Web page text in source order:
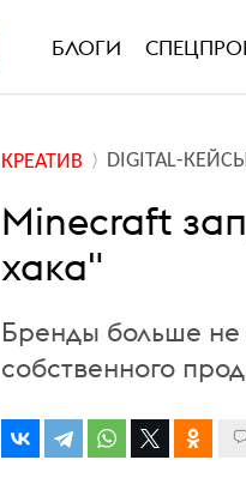
БЛОГИ
КРЕАТИВ DIGITAL-
Minecraft
хака"
Бренды больше не
собственного